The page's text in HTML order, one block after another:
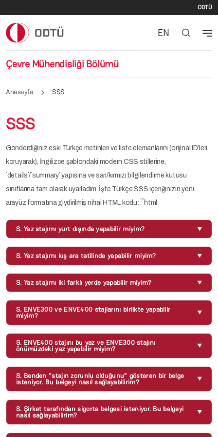
ODTÜ
Çevre Mühendisliği Bölümü
EN
Anasayfa SSS
SSS
Gönderdiğiniz eski Türkçe metinleri ve liste elemanlarını (orijinal ID'leri
koruyarak), İngilizce şablondaki modern CSS stillerine,
`details`/`summary` yapısına ve sarı/kırmızı bilgilendirme kutusu
sınıflarına tam olarak uyarladım. İşte Türkçe SSS içeriğinizin yeni
arayüz formatına giydirilmiş nihai HTML kodu: ```html
S. Yaz stajımı yurt dışında yapabilir miyim?
S. Yaz stajımı kış ara tatilinde yapabilir miyim?
S. Yaz stajımı iki farklı yerde yapabilir miyim?
S. ENVE300 ve ENVE400 stajlarını birlikte yapabilir
miyim?
S. ENVE400 stajını bu yaz ve ENVE300 stajını
önümüzdeki yaz yapabilir miyim?
S. Benden "stajın zorunlu olduğunu" gösteren bir belge
isteniyor. Bu belgeyi nasıl sağlayabilirim?
S. Şirket tarafından sigorta belgesi isteniyor. Bu belgeyi
nasıl sağlayabilirim?